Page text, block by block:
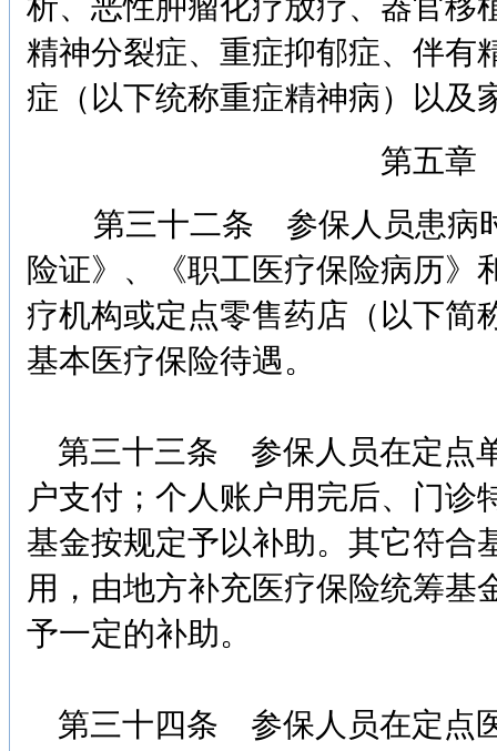
精神分裂症、重症抑郁症、伴有
症（以下统称重症精神病）以及
第五章
第三十二条 参保人员患病
险证》、《职工医疗保险病历》
疗机构或定点零售药店（以下简
基本医疗保险待遇。
第三十三条 参保人员在定点
户支付；个人账户用完后、门
基金按规定予以补助。其它符合
用，由地方补充医疗保险统筹基
予一定的补助。
第三十四条 参保人员在定点